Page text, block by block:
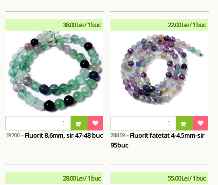
38.00 Lei / 1 buc
19700 - Fluorit 8.6mm, sir 47-48 buc
22.00 Lei / 1 buc
28859- Fluorit fatetat 4-4.5mm-sir
95buc
28.00 Lei / 1 buc 55.00 Lei / 1 buc